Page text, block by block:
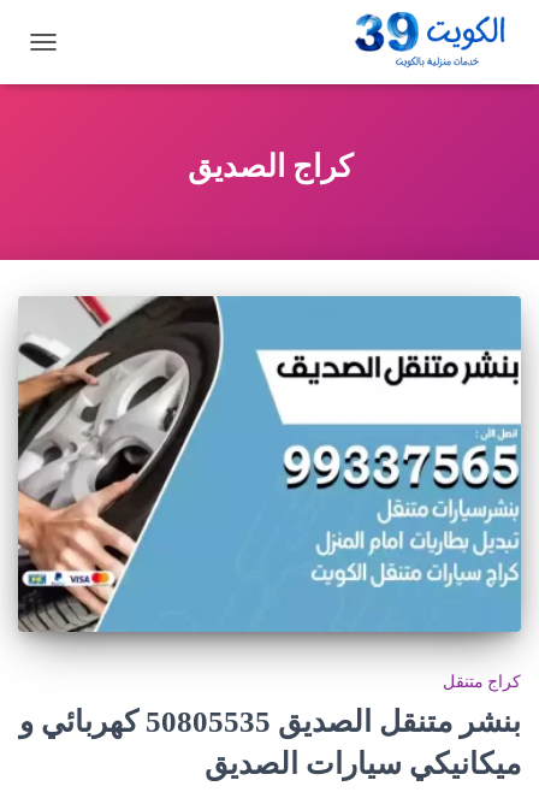
التنقل
كراج الصديق
كراج متنقل
بنشر متنقل الصديق 50805535‬ كهربائي و
ميكانيكي سيارات الصديق